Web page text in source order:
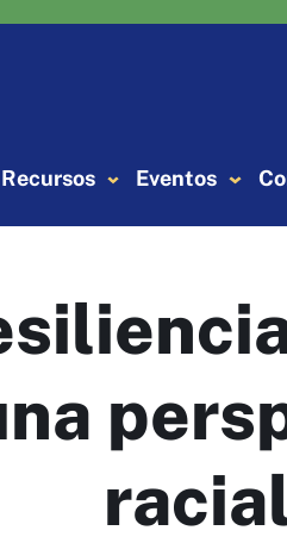
Recursos Eventos